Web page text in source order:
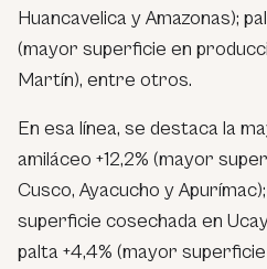
Huancavelica y Amazonas);
(mayor superficie en
Martín), entre otros.
En esa línea, se destaca la
amiláceo +12,2% (mayor
Cusco, Ayacucho y
superficie cosechada en
palta +4,4% (mayor